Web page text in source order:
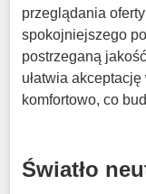
przeglądania
spokojniejszego
postrzeganą
ułatwia
komfortowo, co
Światło